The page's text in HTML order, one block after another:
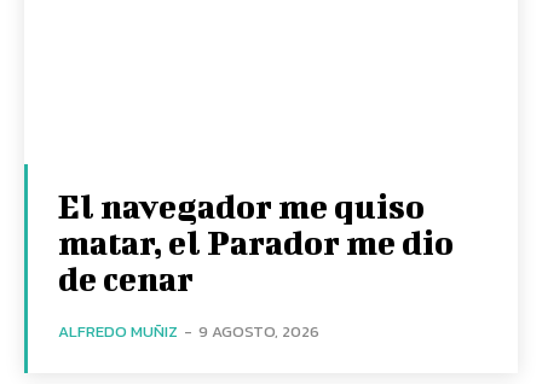
El navegador me quiso
matar, el Parador me dio
de cenar
ALFREDO MUÑIZ - 9 AGOSTO, 2026